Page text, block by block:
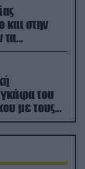
και στην
τα
του
με τους